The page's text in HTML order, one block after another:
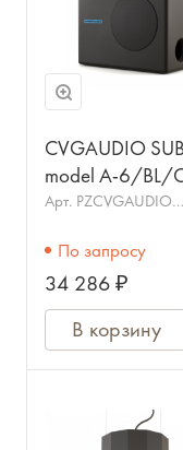
CVGAUDIO
model A-6/BL/
Настенный
сабвуфер cо
встроенным
кроссовером
Арт. PZCVGAUDIO
6BL/CR/T
По запросу
34 286 ₽
В корзину